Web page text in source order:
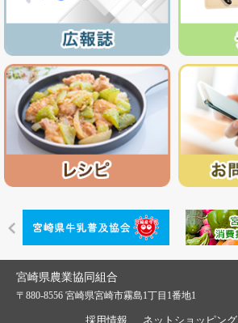
宮崎県農業協同組合
〒880-8556 宮崎県宮崎市霧島1丁目1番地1
採用情報 ネットショッピング